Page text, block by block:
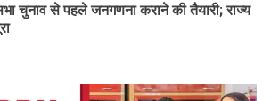
चुनाव से पहले जनगणना कराने की तैयारी; राज्य